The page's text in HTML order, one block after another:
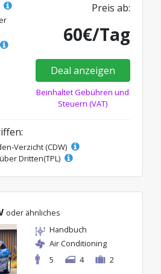
Preis ab:
60€/Tag
Deal anzeigen
Beinhaltet Gebühren und
Steuern (VAT)
Verzicht (CDW)
Dritten(TPL)
oder ähnliches
Handbuch
Air Conditioning
5
4 2